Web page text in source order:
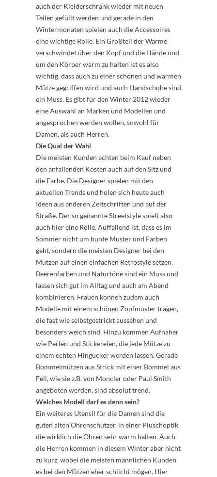
auch der Kleiderschrank wieder mit neuen
Teilen gefüllt werden und gerade in den
Wintermonaten spielen auch die Accessoires
eine wichtige Rolle. Ein Großteil der Wärme
verschwindet über den Kopf und die Hände und
um den Körper warm zu halten ist es also
wichtig, dass auch zu einer schönen und warmen
Mütze gegriffen wird und auch Handschuhe sind
ein Muss. Es gibt für den Winter 2012 wieder
eine Auswahl an Marken und Modellen und
angesprochen werden wollen, sowohl für
Damen, als auch Herren.
Die Qual der Wahl
Die meisten Kunden achten beim Kauf neben
den anfallenden Kosten auch auf den Sitz und
die Farbe. Die Designer spielen mit den
aktuellen Trends und holen sich heute auch
Ideen aus anderen Zeitschriften und auf der
Straße. Der so genannte Streetstyle spielt also
auch hier eine Rolle. Auffallend ist, dass es im
Sommer nicht um bunte Muster und Farben
geht, sondern die meisten Designer bei den
Mützen auf einen einfachen Retrostyle setzen.
Beerenfarben und Naturtöne sind ein Muss und
lassen sich gut im Alltag und auch am Abend
kombinieren. Frauen können zudem auch
Modelle mit einem schönen Zopfmuster tragen,
die fast wie selbstgestrickt aussehen und
besonders weich sind. Hinzu kommen Aufnäher
wie Perlen und Stickereien, die jede Mütze zu
einem echten Hingucker werden lassen. Gerade
Bommelmützen aus Strick mit einer Bommel aus
Fell, wie sie z.B. von Moncler oder Paul Smith
angeboten werden, sind absolut trend.
Welches Modell darf es denn sein?
Ein weiteres Utensil für die Damen sind die
guten alten Ohrenschützer, in einer Plüschoptik,
die wirklich die Ohren sehr warm halten. Auch
die Herren kommen in diesem Winter aber nicht
zu kurz, wobei die meisten männlichen Kunden
es bei den Mützen eher schlicht mögen. Hier